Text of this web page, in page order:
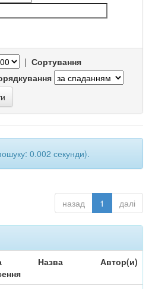
| Сортування
0.002 секунди).
назад 1 далі
Назва Автор(и)